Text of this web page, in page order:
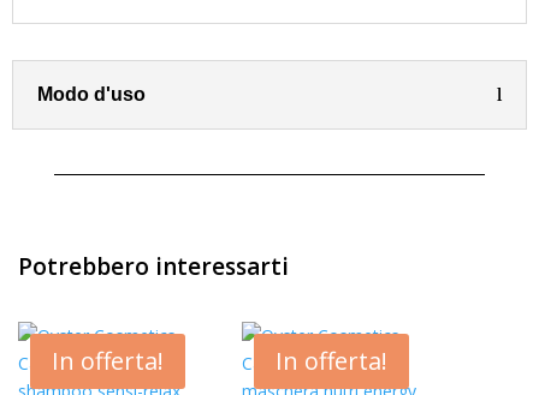
Ialuronico
500
ml
Modo d'uso
Potrebbero interessarti
In offerta! In offerta!